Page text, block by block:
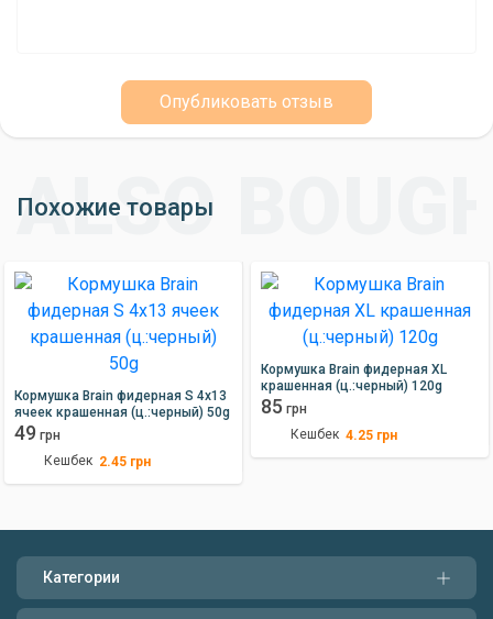
Опубликовать отзыв
Похожие товары
Кормушка Brain фидерная S 4x13
ячеек крашенная (ц.:черный) 50g
49 грн
Кешбек 2.45 грн
Кормушка Brain фидерная XL
крашенная (ц.:черный) 120g
85 грн
Кешбек4.25 грн
Категории